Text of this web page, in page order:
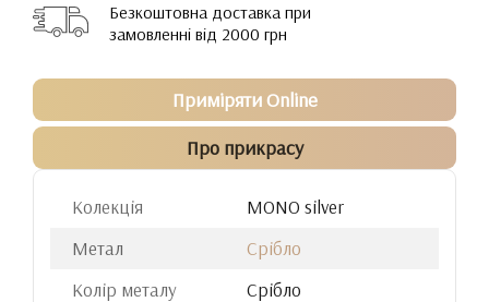
Безкоштовна доставка при
замовленні від 2000 грн
Приміряти Online
Про прикрасу
Колекція
MONO silver
Метал
Срібло
Колір металу
Срібло